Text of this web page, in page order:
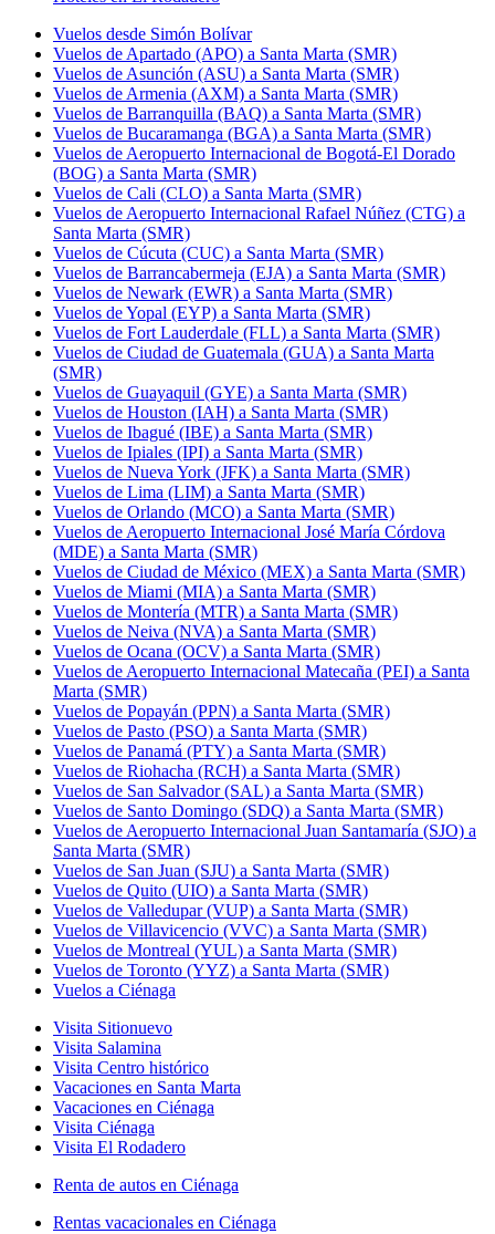
Vuelos desde Simón Bolívar
Vuelos de Apartado (APO) a Santa Marta (SMR)
Vuelos de Asunción (ASU) a Santa Marta (SMR)
Vuelos de Armenia (AXM) a Santa Marta (SMR)
Vuelos de Barranquilla (BAQ) a Santa Marta (SMR)
Vuelos de Bucaramanga (BGA) a Santa Marta (SMR)
Vuelos de Aeropuerto Internacional de Bogotá-El Dorado
(BOG) a Santa Marta (SMR)
Vuelos de Cali (CLO) a Santa Marta (SMR)
Vuelos de Aeropuerto Internacional Rafael Núñez (CTG) a
Santa Marta (SMR)
Vuelos de Cúcuta (CUC) a Santa Marta (SMR)
Vuelos de Barrancabermeja (EJA) a Santa Marta (SMR)
Vuelos de Newark (EWR) a Santa Marta (SMR)
Vuelos de Yopal (EYP) a Santa Marta (SMR)
Vuelos de Fort Lauderdale (FLL) a Santa Marta (SMR)
Vuelos de Ciudad de Guatemala (GUA) a Santa Marta
(SMR)
Vuelos de Guayaquil (GYE) a Santa Marta (SMR)
Vuelos de Houston (IAH) a Santa Marta (SMR)
Vuelos de Ibagué (IBE) a Santa Marta (SMR)
Vuelos de Ipiales (IPI) a Santa Marta (SMR)
Vuelos de Nueva York (JFK) a Santa Marta (SMR)
Vuelos de Lima (LIM) a Santa Marta (SMR)
Vuelos de Orlando (MCO) a Santa Marta (SMR)
Vuelos de Aeropuerto Internacional José María Córdova
(MDE) a Santa Marta (SMR)
Vuelos de Ciudad de México (MEX) a Santa Marta (SMR)
Vuelos de Miami (MIA) a Santa Marta (SMR)
Vuelos de Montería (MTR) a Santa Marta (SMR)
Vuelos de Neiva (NVA) a Santa Marta (SMR)
Vuelos de Ocana (OCV) a Santa Marta (SMR)
Vuelos de Aeropuerto Internacional Matecaña (PEI) a Santa
Marta (SMR)
Vuelos de Popayán (PPN) a Santa Marta (SMR)
Vuelos de Pasto (PSO) a Santa Marta (SMR)
Vuelos de Panamá (PTY) a Santa Marta (SMR)
Vuelos de Riohacha (RCH) a Santa Marta (SMR)
Vuelos de San Salvador (SAL) a Santa Marta (SMR)
Vuelos de Santo Domingo (SDQ) a Santa Marta (SMR)
Vuelos de Aeropuerto Internacional Juan Santamaría (SJO) a
Santa Marta (SMR)
Vuelos de San Juan (SJU) a Santa Marta (SMR)
Vuelos de Quito (UIO) a Santa Marta (SMR)
Vuelos de Valledupar (VUP) a Santa Marta (SMR)
Vuelos de Villavicencio (VVC) a Santa Marta (SMR)
Vuelos de Montreal (YUL) a Santa Marta (SMR)
Vuelos de Toronto (YYZ) a Santa Marta (SMR)
Vuelos a Ciénaga
Visita Sitionuevo
Visita Salamina
Visita Centro histórico
Vacaciones en Santa Marta
Vacaciones en Ciénaga
Visita Ciénaga
Visita El Rodadero
Renta de autos en Ciénaga
Rentas vacacionales en Ciénaga